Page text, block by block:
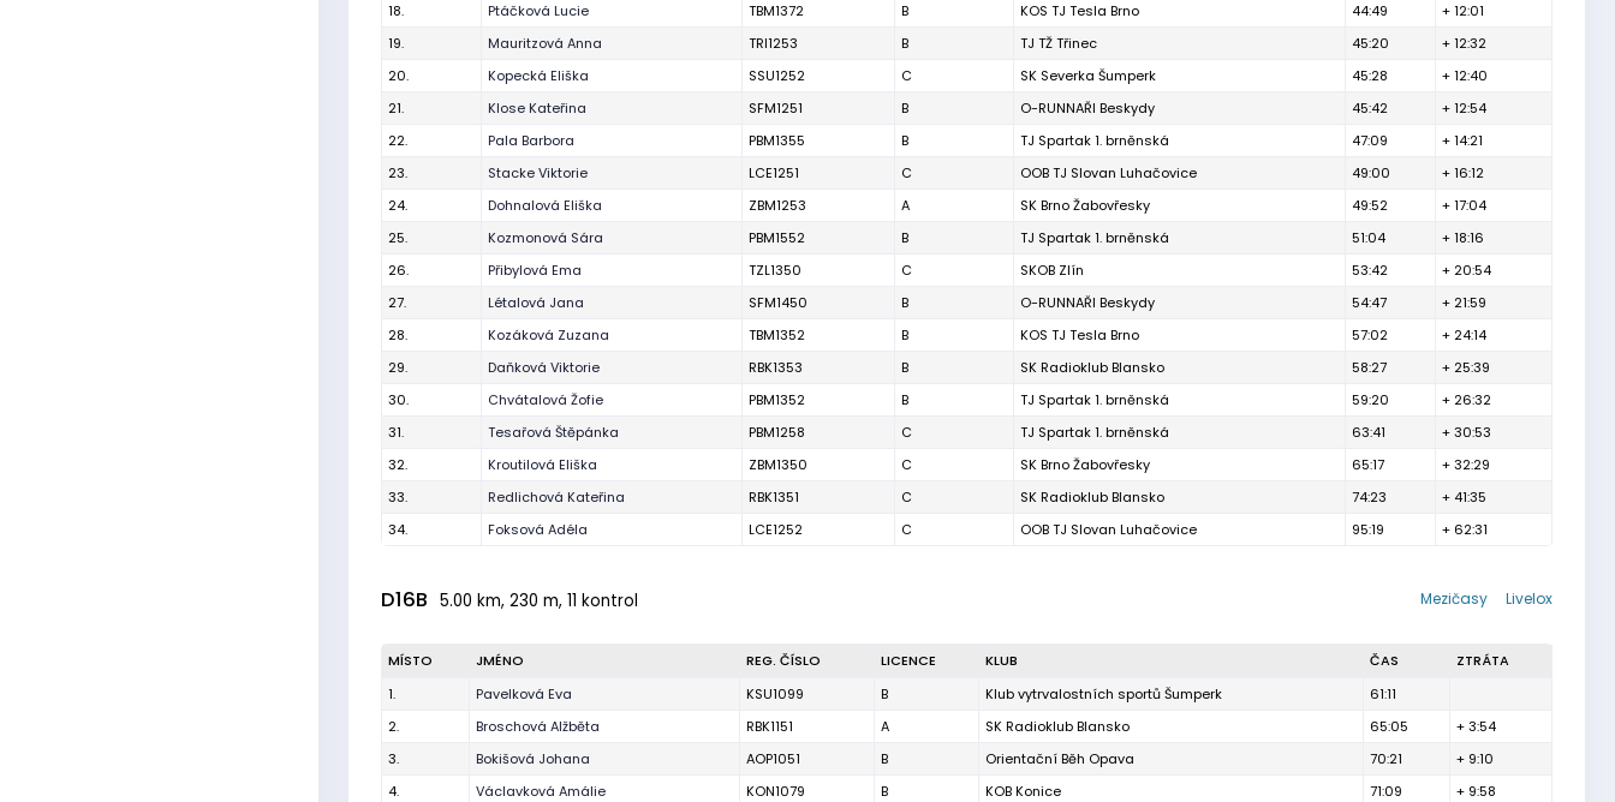
18.
Ptáčková Lucie TBM1372 B KOS TJ Tesla Brno 44:49
+ 12:01
19.
Mauritzová Anna TRI1253 B TJ TŽ Třinec 45:20
+ 12:32
20.
Kopecká Eliška SSU1252 C SK Severka Šumperk 45:28
+ 12:40
21.
Klose Kateřina SFM1251 B O-RUNNAŘI Beskydy 45:42
+ 12:54
22.
Pala Barbora PBM1355 B TJ Spartak 1. brněnská 47:09
+ 14:21
23.
Stacke Viktorie LCE1251 C OOB TJ Slovan Luhačovice 49:00
+ 16:12
24.
Dohnalová Eliška ZBM1253 A SK Brno Žabovřesky 49:52
+ 17:04
25.
Kozmonová Sára PBM1552 B TJ Spartak 1. brněnská 51:04
+ 18:16
26.
Přibylová Ema TZL1350 C SKOB Zlín 53:42
+ 20:54
27.
Létalová Jana SFM1450 B O-RUNNAŘI Beskydy 54:47
+ 21:59
28.
Kozáková Zuzana TBM1352 B KOS TJ Tesla Brno 57:02
+ 24:14
29.
Daňková Viktorie RBK1353 B SK Radioklub Blansko 58:27
+ 25:39
30.
Chvátalová Žofie PBM1352 B TJ Spartak 1. brněnská 59:20
+ 26:32
31.
Tesařová Štěpánka PBM1258 C TJ Spartak 1. brněnská 63:41
+ 30:53
32.
Kroutilová Eliška ZBM1350 C SK Brno Žabovřesky 65:17
+ 32:29
33.
Redlichová Kateřina RBK1351 C SK Radioklub Blansko 74:23
+ 41:35
34.
Foksová Adéla LCE1252 C OOB TJ Slovan Luhačovice 95:19 + 62:31
D16B 5.00 km, 230 m, 11 kontrol Livelox
Mezičasy
MÍSTO JMÉNO REG. ČÍSLO LICENCE KLUB ČAS
ZTRÁTA
1.
Pavelková Eva KSU1099 B Klub vytrvalostních sportů Šumperk
61:11
2.
Broschová Alžběta RBK1151 A SK Radioklub Blansko 65:05
+ 3:54
3.
Bokišová Johana AOP1051 B Orientační Běh Opava 70:21
+ 9:10
4.
Václavková Amálie KON1079 B KOB Konice 71:09
+ 9:58